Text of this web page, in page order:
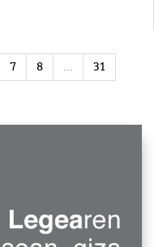
7 8 ...
31